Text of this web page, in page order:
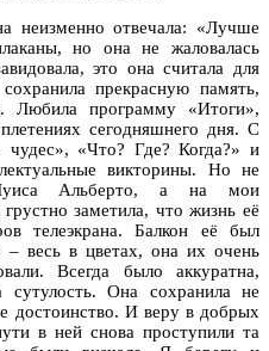
неизменно отвечала: «Лучше
но она не жаловалась
это она считала для
прекрасную память,
Любила программу «Итоги»,
сегодняшнего дня. С
чудес», «Что? Где? Когда?» и
викторины. Но не
Альберто, а на мои
заметила, что жизнь её
телеэкрана. Балкон её был
весь в цветах, она их очень
Всегда было аккуратна,
Она сохранила не
достоинство. И веру в добрых
в ней снова проступили та